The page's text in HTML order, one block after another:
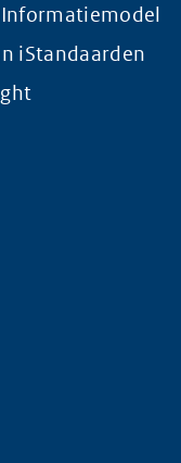
iStandaarden